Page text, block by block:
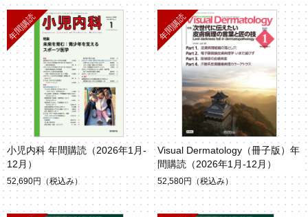
小児内科 年間購読（2026年1月-
12月）
52,690円 （税込み）
Visual Dermatology（冊子版）年
間購読（2026年1月-12月）
52,580円 （税込み）